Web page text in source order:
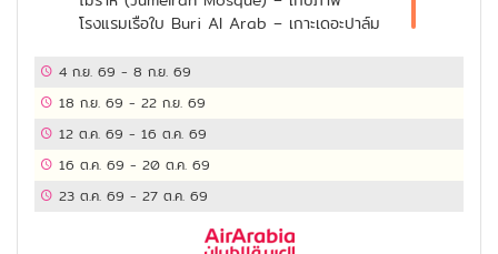
โรงแรมเรือใบ Burj Al Arab – เกาะเดอะปาล์ม
น้ำพุเต้นระบำ
4 ก.ย. 69 - 8 ก.ย. 69
18 ก.ย. 69 - 22 ก.ย. 69
12 ต.ค. 69 - 16 ต.ค. 69
16 ต.ค. 69 - 20 ต.ค. 69
23 ต.ค. 69 - 27 ต.ค. 69